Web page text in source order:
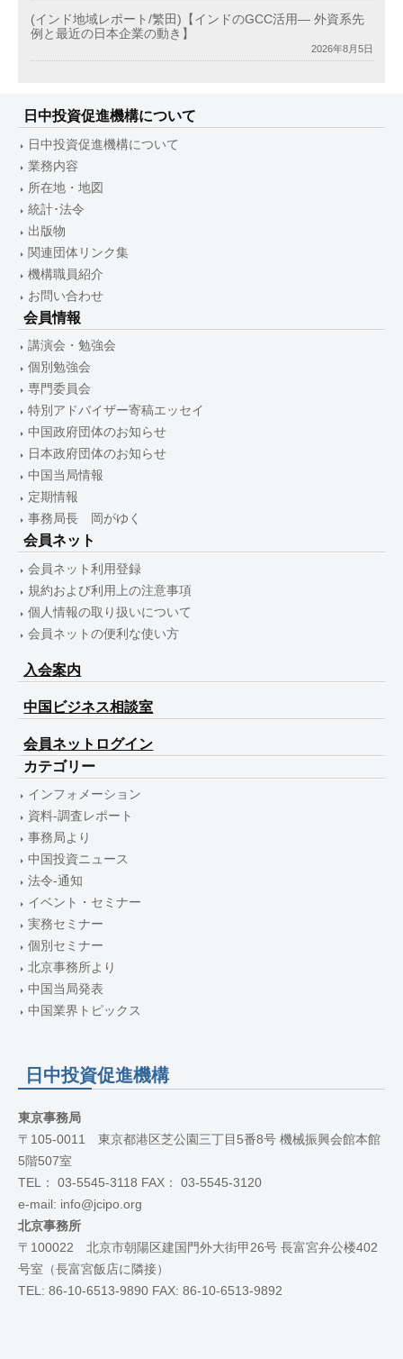
(インド地域レポート/繁田)【インドのGCC活用― 外資系先
例と最近の日本企業の動き】
2026年8月5日
日中投資促進機構について
日中投資促進機構について
業務内容
所在地・地図
統計･法令
出版物
関連団体リンク集
機構職員紹介
お問い合わせ
会員情報
講演会・勉強会
個別勉強会
専門委員会
特別アドバイザー寄稿エッセイ
中国政府団体のお知らせ
日本政府団体のお知らせ
中国当局情報
定期情報
事務局長 岡がゆく
会員ネット
会員ネット利用登録
規約および利用上の注意事項
個人情報の取り扱いについて
会員ネットの便利な使い方
入会案内
中国ビジネス相談室
会員ネットログイン
カテゴリー
インフォメーション
資料-調査レポート
事務局より
中国投資ニュース
法令-通知
イベント・セミナー
実務セミナー
個別セミナー
北京事務所より
中国当局発表
中国業界トピックス
日中投資促進機構
東京事務局
〒105-0011 東京都港区芝公園三丁目5番8号 機械振興会館本館
5階507室
TEL： 03-5545-3118 FAX： 03-5545-3120
e-mail: info@jcipo.org
北京事務所
〒100022 北京市朝陽区建国門外大街甲26号 長富宮弁公楼402
号室（長富宮飯店に隣接）
TEL: 86-10-6513-9890 FAX: 86-10-6513-9892